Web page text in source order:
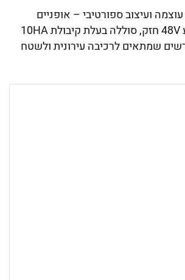
ועיצוב ספורטיבי – אופניים
חשמליים עם מנוע 48V חזק, סוללה בעלת קיבולת 10HA
שמתאים לרכיבה עירונית ולשטח